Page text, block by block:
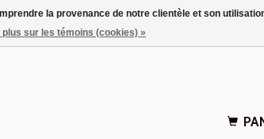
la provenance de notre clientèle et son
plus sur les témoins (cookies) »